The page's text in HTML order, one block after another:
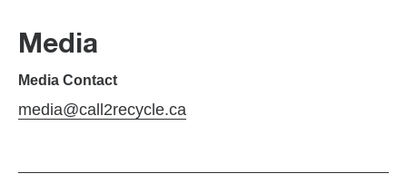
Media
Media Contact
media@call2recycle.ca